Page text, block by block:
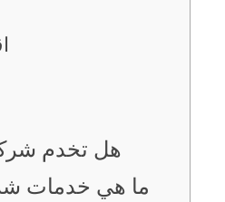
هل تخدم
ما هي خدمات